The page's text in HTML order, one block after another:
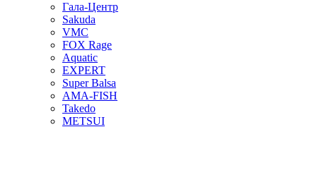
Гала-Центр
Sakuda
VMC
FOX Rage
Aquatic
EXPERT
Super Balsa
AMA-FISH
Takedo
METSUI